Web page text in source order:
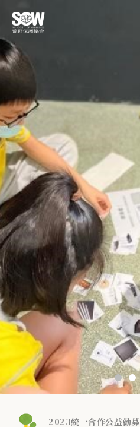
2023統一合作公益勸募